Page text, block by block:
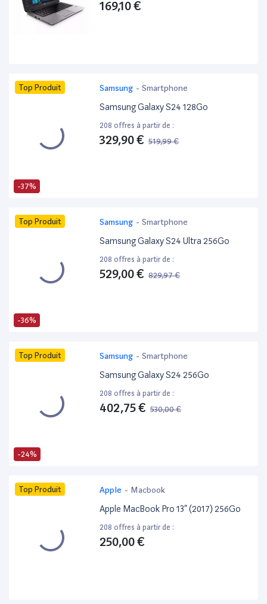
169,10 €
-37%
Top Produit Samsung - Smartphone
Samsung Galaxy S24 128Go
208 offres à partir de :
329,90 € 519,99 €
-36%
Top Produit Samsung - Smartphone
Samsung Galaxy S24 Ultra 256Go
208 offres à partir de :
529,00 € 829,97 €
-24%
Top Produit Samsung - Smartphone
Samsung Galaxy S24 256Go
208 offres à partir de :
402,75 € 530,00 €
Top Produit Apple - Macbook
Apple MacBook Pro 13” (2017) 256Go
208 offres à partir de :
250,00 €